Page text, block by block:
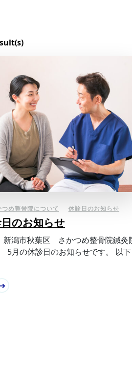
つめ整骨院について 休診日のお知らせ
のお知らせ
新潟市秋葉区 さかつめ整骨院鍼灸
5月の休診日のお知らせです。 以下